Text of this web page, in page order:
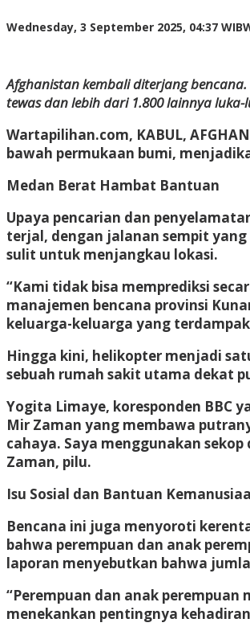
Wednesday, 3 September 2025, 04:37 WIB
Afghanistan kembali diterjang
tewas dan lebih dari 1.800 lainnya
Wartapilihan.com, KABUL,
bawah permukaan bumi,
Medan Berat Hambat Bantuan
Upaya pencarian dan
terjal, dengan jalanan sempit
sulit untuk menjangkau lokasi.
“Kami tidak bisa memprediksi
manajemen bencana provinsi
keluarga-keluarga yang
Hingga kini, helikopter menjadi
sebuah rumah sakit utama dekat
Yogita Limaye, koresponden BBC
Mir Zaman yang membawa
cahaya. Saya menggunakan
Zaman, pilu.
Isu Sosial dan Bantuan
Bencana ini juga menyoroti
bahwa perempuan dan anak
laporan menyebutkan bahwa
“Perempuan dan anak perempuan
menekankan pentingnya